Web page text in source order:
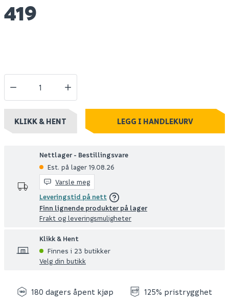
419
KLIKK & HENT LEGG I HANDLEKURV
Nettlager - Bestillingsvare
Est. på lager 19.08.26
Varsle meg
Leveringstid på nett
Finn lignende produkter på lager
Frakt og leveringsmuligheter
Klikk & Hent
Finnes i 23 butikker
Velg din butikk
180 dagers åpent kjøp 125% pristrygghet